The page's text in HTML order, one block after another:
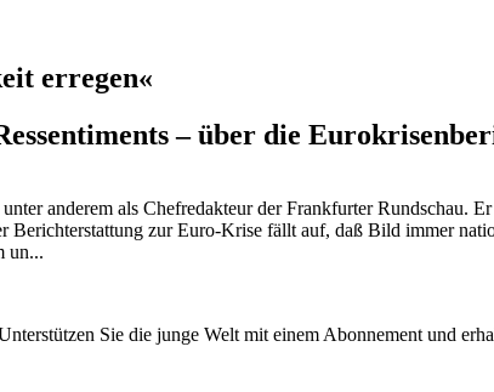
erregen«
– über die
anderem als Chefredakteur der Frankfurter
zur Euro-Krise fällt auf, daß Bild immer
un...
Sie die junge Welt mit einem Abonnement und